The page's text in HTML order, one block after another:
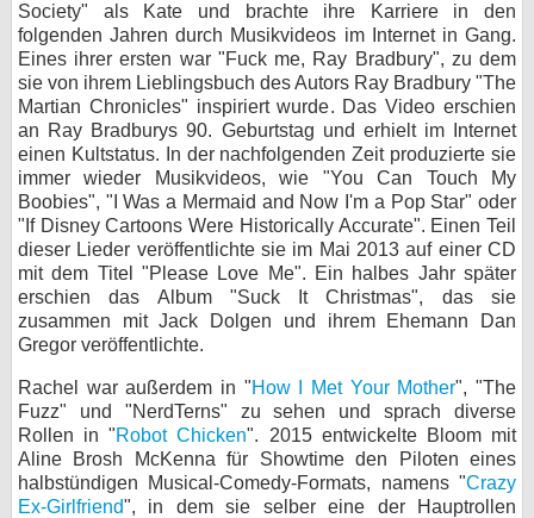
Society" als Kate und brachte ihre Karriere in den
folgenden Jahren durch Musikvideos im Internet in Gang.
Eines ihrer ersten war "Fuck me, Ray Bradbury", zu dem
sie von ihrem Lieblingsbuch des Autors Ray Bradbury "The
Martian Chronicles" inspiriert wurde. Das Video erschien
an Ray Bradburys 90. Geburtstag und erhielt im Internet
einen Kultstatus. In der nachfolgenden Zeit produzierte sie
immer wieder Musikvideos, wie "You Can Touch My
Boobies", "I Was a Mermaid and Now I'm a Pop Star" oder
"If Disney Cartoons Were Historically Accurate". Einen Teil
dieser Lieder veröffentlichte sie im Mai 2013 auf einer CD
mit dem Titel "Please Love Me". Ein halbes Jahr später
erschien das Album "Suck It Christmas", das sie
zusammen mit Jack Dolgen und ihrem Ehemann Dan
Gregor veröffentlichte.
Rachel war außerdem in "How I Met Your Mother", "The
Fuzz" und "NerdTerns" zu sehen und sprach diverse
Rollen in "Robot Chicken". 2015 entwickelte Bloom mit
Aline Brosh McKenna für Showtime den Piloten eines
halbstündigen Musical-Comedy-Formats, namens "Crazy
Ex-Girlfriend", in dem sie selber eine der Hauptrollen
bei Facebook
Kontakt
Nutzungsbedingungen
Datenschutz
Cookie-Einstellungen
Impressum
myFanbase